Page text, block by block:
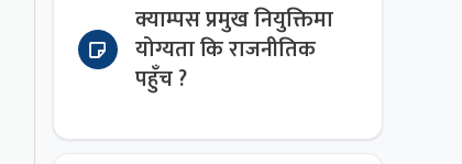
क्याम्पस प्रमुख नियुक्तिमा
योग्यता कि राजनीतिक
पहुँच ?